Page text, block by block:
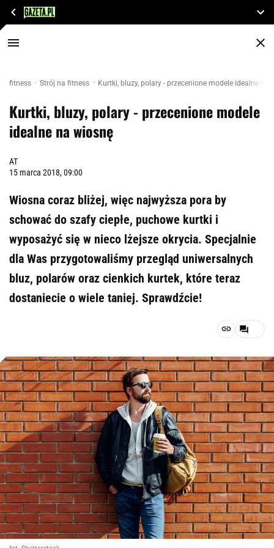
fitness Strój na fitness Kurtki, bluzy, polary - przecenione modele idealne na
Kurtki, bluzy, polary - przecenione modele
idealne na wiosnę
AT
15 marca 2018, 09:00
Wiosna coraz bliżej, więc najwyższa pora by
schować do szafy ciepłe, puchowe kurtki i
wyposażyć się w nieco lżejsze okrycia. Specjalnie
dla Was przygotowaliśmy przegląd uniwersalnych
bluz, polarów oraz cienkich kurtek, które teraz
dostaniecie o wiele taniej. Sprawdźcie!